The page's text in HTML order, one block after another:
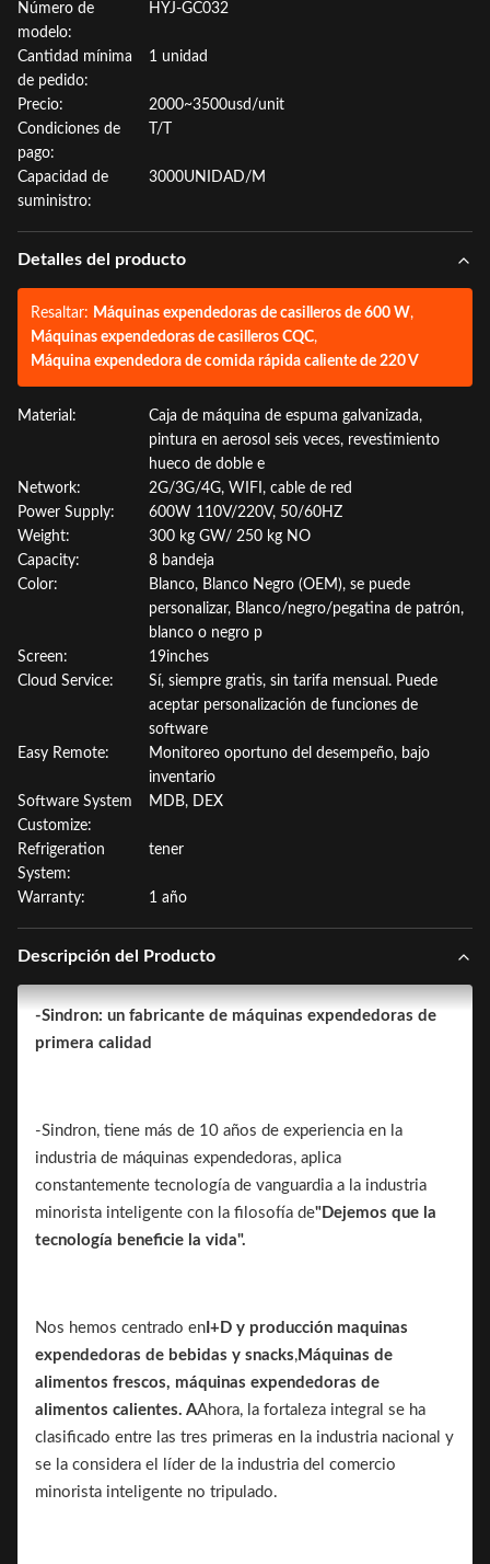
Número de
modelo:
HYJ-GC032
Cantidad mínima
de pedido:
1 unidad
Precio:
2000~3500usd/unit
Condiciones de
pago:
T/T
Capacidad de
suministro:
3000UNIDAD/M
Detalles del producto
Resaltar: Máquinas expendedoras de casilleros de 600 W,
Máquinas expendedoras de casilleros CQC,
Máquina expendedora de comida rápida caliente de 220 V
Material:
Caja de máquina de espuma galvanizada,
pintura en aerosol seis veces, revestimiento
hueco de doble e
Network:
2G/3G/4G, WIFI, cable de red
Power Supply:
600W 110V/220V, 50/60HZ
Weight:
300 kg GW/ 250 kg NO
Capacity:
8 bandeja
Color:
Blanco, Blanco Negro (OEM), se puede
personalizar, Blanco/negro/pegatina de patrón,
blanco o negro p
Screen:
19inches
Cloud Service:
Sí, siempre gratis, sin tarifa mensual. Puede
aceptar personalización de funciones de
software
Easy Remote:
Monitoreo oportuno del desempeño, bajo
inventario
Software System
Customize:
MDB, DEX
Refrigeration
System:
tener
Warranty: 1 año
Descripción del Producto
-Sindron: un fabricante de máquinas expendedoras de
primera calidad
-Sindron, tiene más de 10 años de experiencia en la
industria de máquinas expendedoras, aplica
constantemente tecnología de vanguardia a la industria
minorista inteligente con la filosofía de"Dejemos que la
tecnología beneficie la vida".
Nos hemos centrado en I+D y producción maquinas
expendedoras de bebidas y snacks, Máquinas de
alimentos frescos, máquinas expendedoras de
alimentos calientes. AAhora, la fortaleza integral se ha
clasificado entre las tres primeras en la industria nacional y
se la considera el líder de la industria del comercio
minorista inteligente no tripulado.